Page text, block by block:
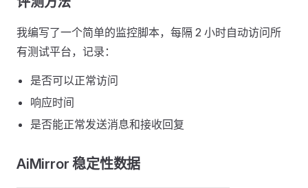
我编写了一个简单的监控脚本，每隔 2 小时自动访问所
有测试平台，记录：
是否可以正常访问
响应时间
是否能正常发送消息和接收回复
AiMirror 稳定性数据 ​